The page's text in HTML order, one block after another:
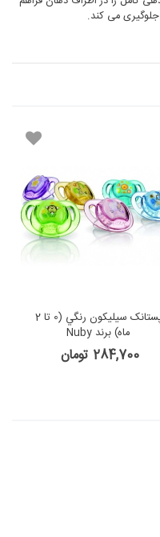
می کند.
پستانک سيليكون رنگي (0 تا 2
ماه) برند Nuby
284,700 تومان